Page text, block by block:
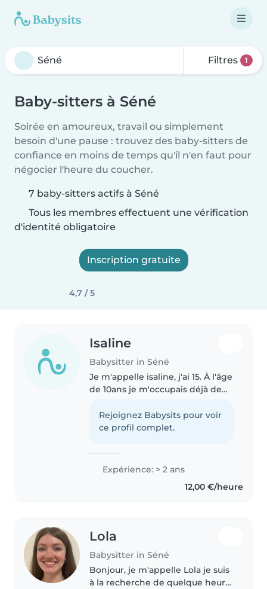
Filtres 1
Baby-sitters à Séné
Soirée en amoureux, travail ou simplement
besoin d'une pause : trouvez des baby-sitters de
confiance en moins de temps qu'il n'en faut pour
négocier l'heure du coucher.
7 baby-sitters actifs à Séné
Tous les membres effectuent une vérification
d'identité obligatoire
Inscription gratuite
4,7 / 5
Isaline
Babysitter in Séné
Je m'appelle isaline, j'ai 15. À l'âge
de 10ans je m'occupais déjà de
années. Je me suis toujours
occupé de mon petit frère sans
Rejoignez Babysits pour voir
ce profil complet.
Expérience: > 2 ans
12,00 €/heure
Lola
Babysitter in Séné
Bonjour, je m'appelle Lola je suis
à la recherche de quelque heure